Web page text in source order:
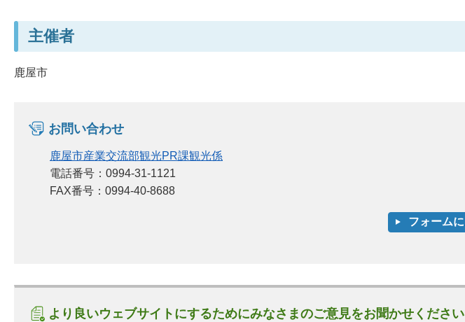
主催者
鹿屋市
お問い合わせ
鹿屋市産業交流部観光PR課観光係
電話番号：0994-31-1121
FAX番号：0994-40-8688
より良いウェブサイトにするためにみなさまのご意見をお聞かせください